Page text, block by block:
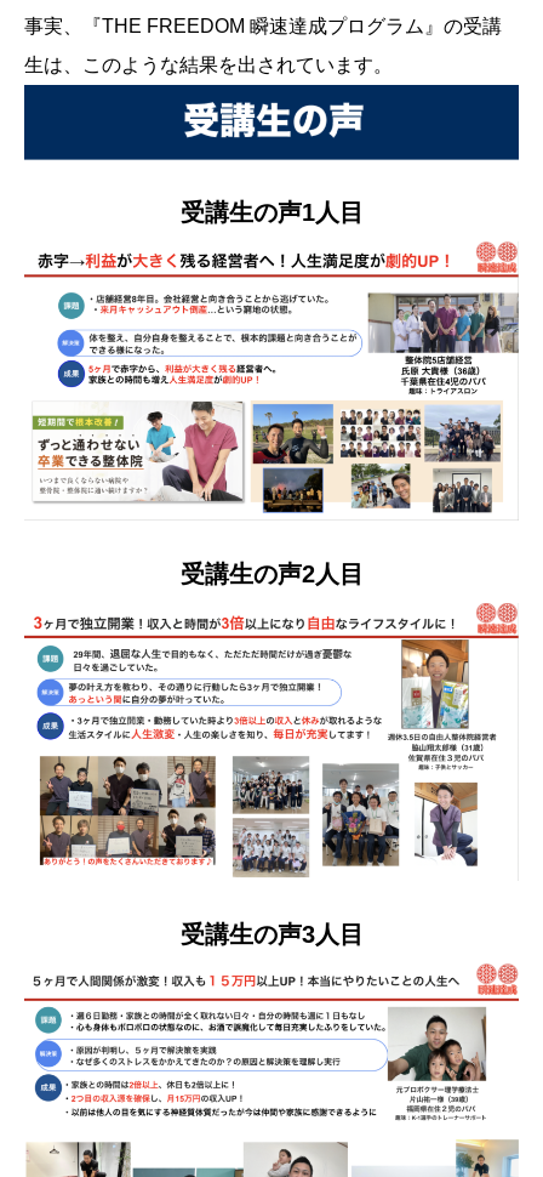
事実、『THE FREEDOM 瞬速達成プログラム』の受講
生は、このような結果を出されています。
受講生の声1人目
受講生の声2人目
受講生の声3人目